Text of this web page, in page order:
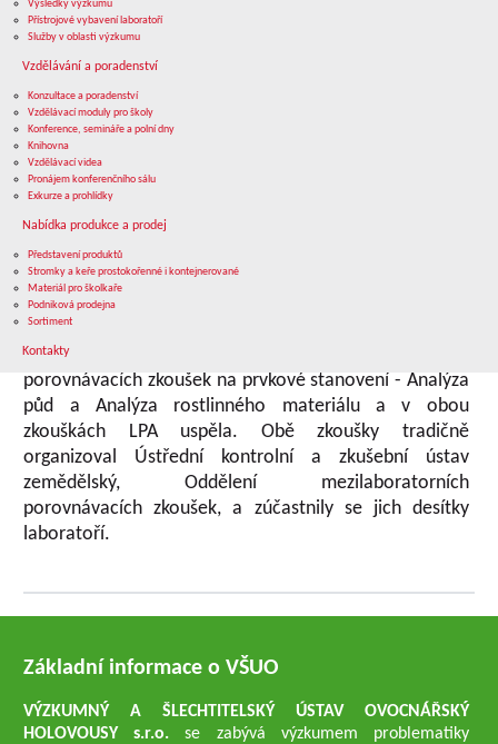
Výsledky výzkumu
Přístrojové vybavení laboratoří
Služby v oblasti výzkumu
Vzdělávání a poradenství
Konzultace a poradenství
Vzdělávací moduly pro školy
Konference, semináře a polní dny
Knihovna
Vzdělávací videa
Pronájem konferenčního sálu
Exkurze a prohlídky
Nabídka produkce a prodej
Představení produktů
Stromky a keře prostokořenné i kontejnerované
Materiál pro školkaře
Podniková prodejna
Sortiment
Kontakty
Výsledky výzkumu
Přístrojové vybavení laboratoří
Služby v oblasti výzkumu
Vzdělávání a poradenství
Konzultace a poradenství
Vzdělávací moduly pro školy
Konference, semináře a polní dny
Knihovna
Vzdělávací videa
Pronájem konferenčního sálu
Exkurze a prohlídky
Nabídka produkce a prodej
Představení produktů
Stromky a keře prostokořenné i kontejnerované
Materiál pro školkaře
Podniková prodejna
Sortiment
Kontakty
AKTUALITY
úvod aktuálně
laboratorní komplement - laboratoř prvkové analýzy
Laboratorní komplement -
Laboratoř prvkové analýzy
LPA se účastnila dvou mezilaboratorních
porovnávacích zkoušek na prvkové stanovení - Analýza
půd a Analýza rostlinného materiálu a v obou
zkouškách LPA uspěla. Obě zkoušky tradičně
organizoval Ústřední kontrolní a zkušební ústav
zemědělský, Oddělení mezilaboratorních
porovnávacích zkoušek, a zúčastnily se jich desítky
laboratoří.
Základní informace o VŠUO
VÝZKUMNÝ A ŠLECHTITELSKÝ ÚSTAV OVOCNÁŘSKÝ
HOLOVOUSY s.r.o.se zabývá výzkumem problematiky